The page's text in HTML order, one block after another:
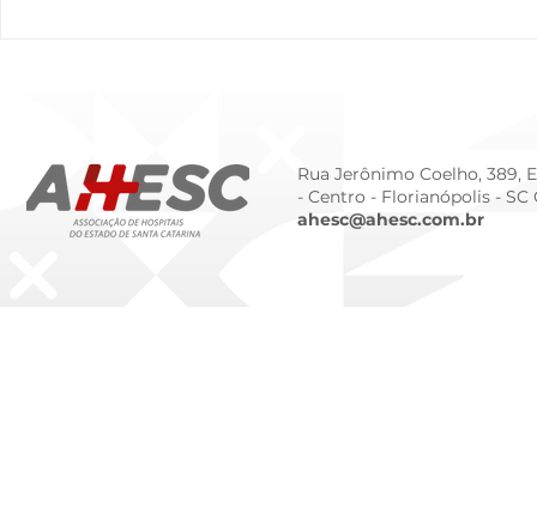
Rua Jerônimo Coelho, 389,
- Centro - Florianópolis - SC
ahesc@ahesc.com.br